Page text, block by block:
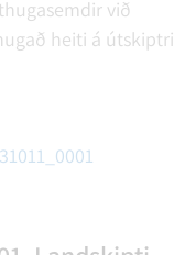
við
heiti á útskiptri